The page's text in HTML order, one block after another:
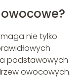
nie tylko
podstawowych
owocowych.